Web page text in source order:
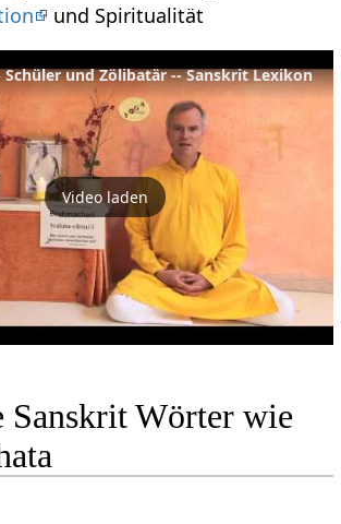
und Spiritualität
Schüler und Zölibatär -- Sanskrit Lexikon
Video laden
Sanskrit Wörter wie